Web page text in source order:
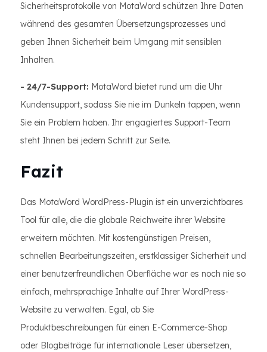
Sicherheitsprotokolle von MotaWord schützen Ihre Daten
während des gesamten Übersetzungsprozesses und
geben Ihnen Sicherheit beim Umgang mit sensiblen
Inhalten.
- 24/7-Support: MotaWord bietet rund um die Uhr
Kundensupport, sodass Sie nie im Dunkeln tappen, wenn
Sie ein Problem haben. Ihr engagiertes Support-Team
steht Ihnen bei jedem Schritt zur Seite.
Fazit
Das MotaWord WordPress-Plugin ist ein unverzichtbares
Tool für alle, die die globale Reichweite ihrer Website
erweitern möchten. Mit kostengünstigen Preisen,
schnellen Bearbeitungszeiten, erstklassiger Sicherheit und
einer benutzerfreundlichen Oberfläche war es noch nie so
einfach, mehrsprachige Inhalte auf Ihrer WordPress-
Website zu verwalten. Egal, ob Sie
Produktbeschreibungen für einen E-Commerce-Shop
oder Blogbeiträge für internationale Leser übersetzen,